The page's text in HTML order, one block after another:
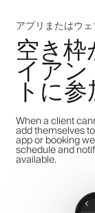
アプリまたはウ
空き
イア
トに
When a client
add themselves
app or booking
schedule and
available.